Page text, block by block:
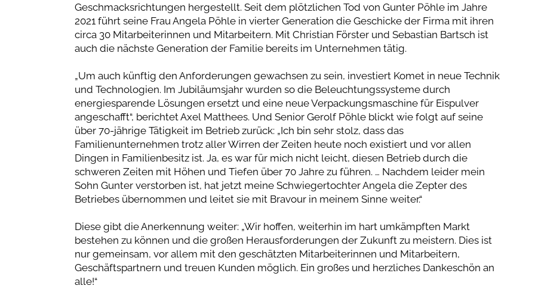
Geschmacksrichtungen hergestellt. Seit dem plötzlichen Tod von Gunter Pöhle im Jahre
2021 führt seine Frau Angela Pöhle in vierter Generation die Geschicke der Firma mit ihren
circa 30 Mitarbeiterinnen und Mitarbeitern. Mit Christian Förster und Sebastian Bartsch ist
auch die nächste Generation der Familie bereits im Unternehmen tätig.
„Um auch künftig den Anforderungen gewachsen zu sein, investiert Komet in neue Technik
und Technologien. Im Jubiläumsjahr wurden so die Beleuchtungssysteme durch
energiesparende Lösungen ersetzt und eine neue Verpackungsmaschine für Eispulver
angeschafft“, berichtet Axel Matthees. Und Senior Gerolf Pöhle blickt wie folgt auf seine
über 70-jährige Tätigkeit im Betrieb zurück: „Ich bin sehr stolz, dass das
Familienunternehmen trotz aller Wirren der Zeiten heute noch existiert und vor allen
Dingen in Familienbesitz ist. Ja, es war für mich nicht leicht, diesen Betrieb durch die
schweren Zeiten mit Höhen und Tiefen über 70 Jahre zu führen. … Nachdem leider mein
Sohn Gunter verstorben ist, hat jetzt meine Schwiegertochter Angela die Zepter des
Betriebes übernommen und leitet sie mit Bravour in meinem Sinne weiter.“
Diese gibt die Anerkennung weiter: „Wir hoffen, weiterhin im hart umkämpften Markt
bestehen zu können und die großen Herausforderungen der Zukunft zu meistern. Dies ist
nur gemeinsam, vor allem mit den geschätzten Mitarbeiterinnen und Mitarbeitern,
Geschäftspartnern und treuen Kunden möglich. Ein großes und herzliches Dankeschön an
alle!“